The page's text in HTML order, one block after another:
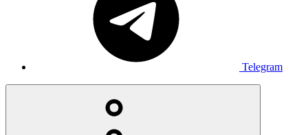
Telegram